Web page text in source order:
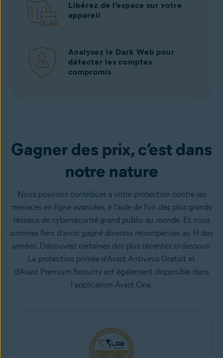
Libérez de l’espace sur votre
appareil
Analysez le Dark Web pour
détecter les comptes
compromis
Gagner des prix, c’est dans
notre nature
Nous pouvons contribuer à votre protection contre les
menaces en ligne avancées, à l’aide de l’un des plus grands
réseaux de cybersécurité grand public au monde. Et nous
sommes fiers d’avoir gagné diverses récompenses au fil des
années. Découvrez certaines des plus récentes ci-dessous.
La protection primée d’Avast Antivirus Gratuit et
d’Avast Premium Security est également disponible dans
l’application Avast One.